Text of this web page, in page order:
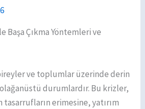
Başa Çıkma Yöntemleri ve
ve toplumlar üzerinde derin
durumlardır. Bu krizler,
tasarrufların erimesine, yatırım